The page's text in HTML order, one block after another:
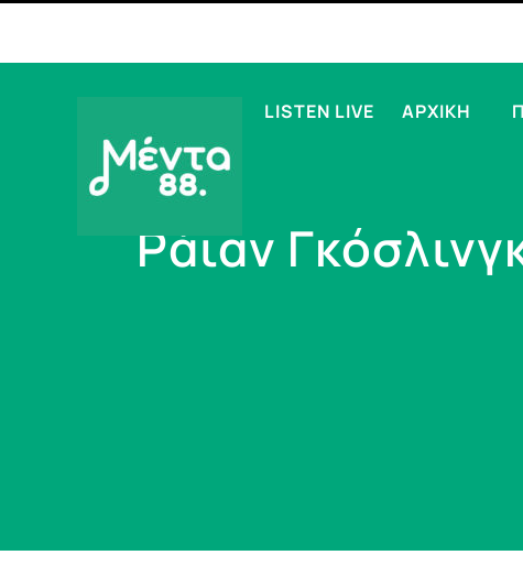
LISTEN LIVE ΑΡΧΙΚΗ
Ράιαν